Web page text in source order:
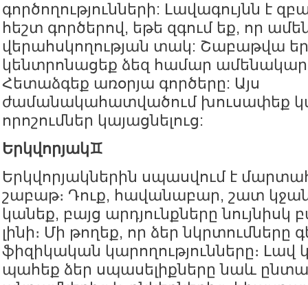
գործողությունների: Լավագույնն է
հեշտ գործերով, եթե զգում եք, որ ամեն
վերահսկողության տակ: Շաբաթվա
կենտրոնացեք ձեզ համար
Հետաձգեք առօրյա գործերը: Այս
ժամանակահատվածում խուսափեք
որոշումներ կայացնելուց:
Երկվորյակ♊️
Երկվորյակներին սպասվում է
շաբաթ։ Դուք, հավանաբար, շատ
կանեք, բայց արդյունքները նույնիսկ
լինի։ Մի թողեք, որ ձեր նկրտումները
ֆիզիկական կարողությունները։ Լավ
պահեք ձեր սպասելիքները նաև